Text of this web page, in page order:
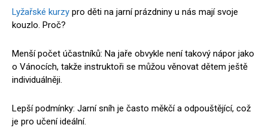
Lyžařské kurzy pro děti na jarní prázdniny u nás mají svoje
kouzlo. Proč?
Menší počet účastníků: Na jaře obvykle není takový nápor jako
o Vánocích, takže instruktoři se můžou věnovat dětem ještě
individuálněji.
Lepší podmínky: Jarní sníh je často měkčí a odpouštějící, což
je pro učení ideální.